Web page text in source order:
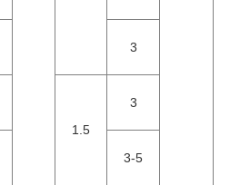
3
1.5
3
3-5